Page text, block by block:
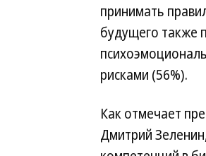
принимать
будущего также
рисками (56%).
Как отмечает
Дмитрий